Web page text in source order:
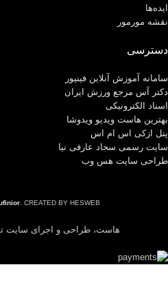
ایده‌ها
نقشه مورمور
دسترسی
سامانه آموزش آنلاین فینیور
دکتر آس مرجع ورزش ایران
اسناد الکترونیکی
بهترین هاست ویدیو ویدوشا
پنل ازکی اس ام اس
سایت رسمی سجاد عارفی نیا
طراحی سایت هس وب
. CREATED BY HESWEB.
هاست، طراحی و اجرای